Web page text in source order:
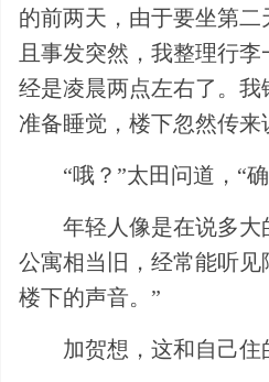
的前两天，由于要坐第
且事发突然，我整理行
经是凌晨两点左右了。
准备睡觉，楼下忽然传来
“哦？”太田问道，“
年轻人像是在说多大
公寓相当旧，经常能听
楼下的声音。”
加贺想，这和自己住